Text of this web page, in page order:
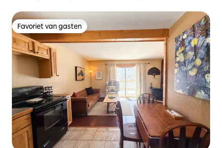
Favoriet van gasten
Favoriet van gasten